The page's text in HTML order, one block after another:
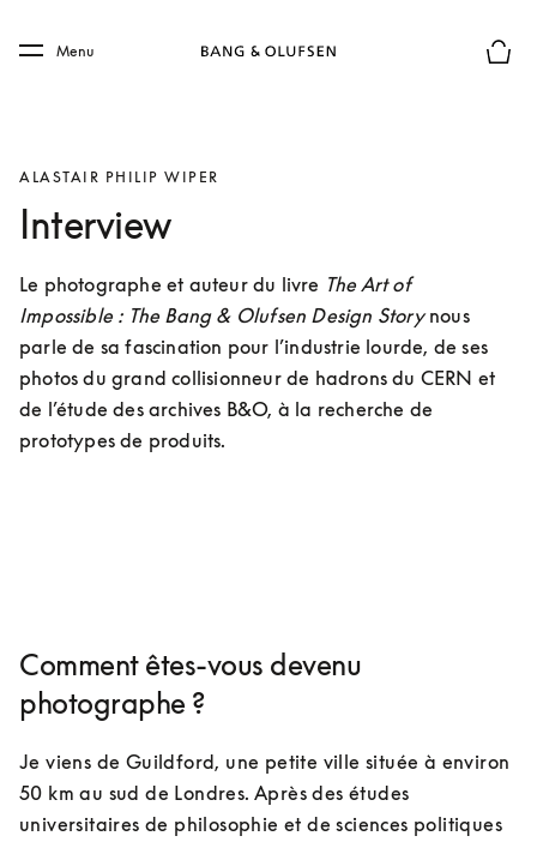
Skip to main footer
Menu
ALASTAIR PHILIP WIPER
Interview
Le photographe et auteur du livre The Art of
Impossible : The Bang & Olufsen Design Story nous
parle de sa fascination pour l’industrie lourde, de ses
photos du grand collisionneur de hadrons du CERN et
de l’étude des archives B&O, à la recherche de
prototypes de produits.
Comment êtes-vous devenu
photographe ?
Je viens de Guildford, une petite ville située à environ
50 km au sud de Londres. Après des études
universitaires de philosophie et de sciences politiques